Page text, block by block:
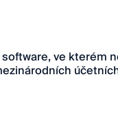
ve kterém